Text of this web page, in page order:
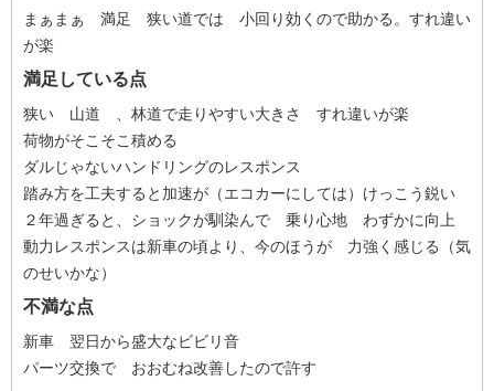
まぁまぁ 満足 狭い道では 小回り効くので助かる。すれ違い
が楽
満足している点
狭い 山道 、林道で走りやすい大きさ すれ違いが楽
荷物がそこそこ積める
ダルじゃないハンドリングのレスポンス
踏み方を工夫すると加速が（エコカーにしては）けっこう鋭い
２年過ぎると、ショックが馴染んで 乗り心地 わずかに向上
動力レスポンスは新車の頃より、今のほうが 力強く感じる（気
のせいかな）
不満な点
新車 翌日から盛大なビビリ音
パーツ交換で おおむね改善したので許す